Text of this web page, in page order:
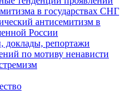
в государствах СНГ
антисемитизм в
России
доклады, репортажи
по мотиву ненависти